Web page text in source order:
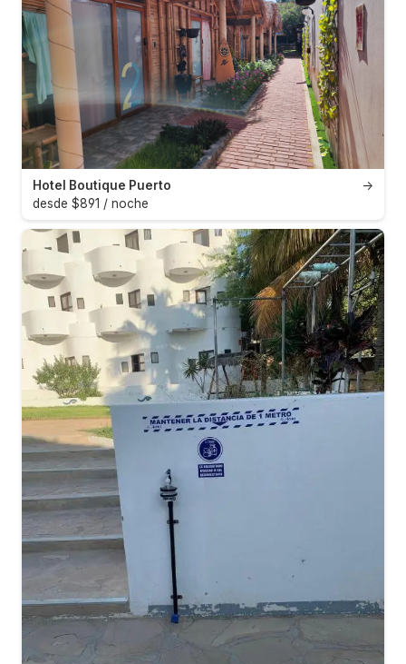
→
Hotel Boutique Puerto
desde $891 / noche